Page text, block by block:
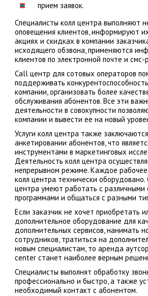
прием заявок.
Специалисты колл центра выполняют
оповещения клиентов, информируют
акциях и скидках в компании
исходящего обзвона, применяются
клиентов по электронной почте и смс-
Сall центр для сотовых операторов
поддерживать
компании, организовать более
обслуживания абонентов. Все эти
деятельности в совокупности
компании и вывести ее на новый
Услуги колл центра также
анкетировании абонентов, что
инструментами в маркетинговых
Деятельность колл центра
непрерывном режиме. Каждое
колл центра технически
центра умеют работать с различными
программами и общаться с разными
Если заказчик не хочет приобретать
дополнительное оборудование для
дополнительных сервисов, нанимать
сотрудников, тратиться на
новым специалистам, то аренда
center станет наиболее верным
Специалисты выполнят обработку
профессионально и быстро, а также
необходимый контакт с абонентом.